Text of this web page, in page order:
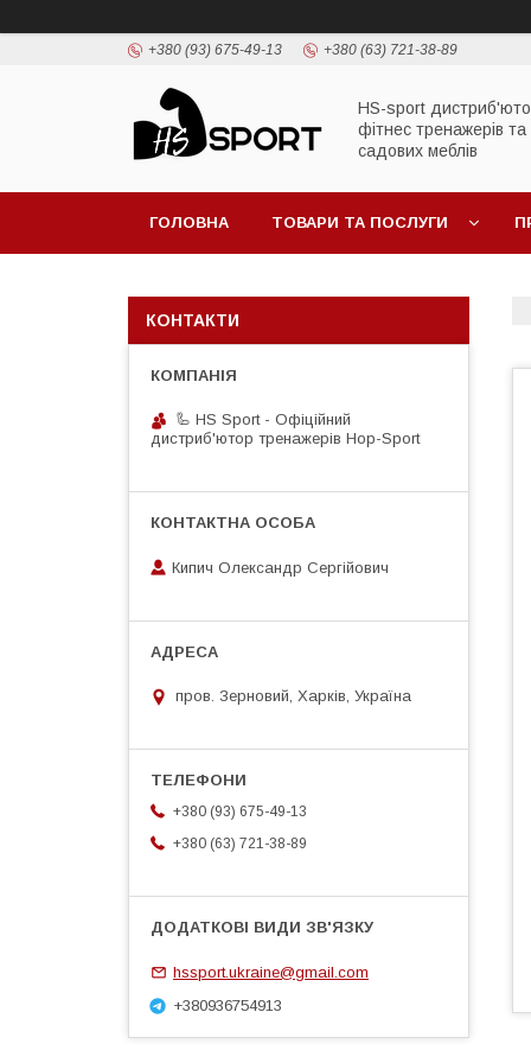
+380 (93) 675-49-13 +380 (63) 721-38-89
HS-sport
фітнес тренажерів та
садових меблів
ГОЛОВНА ТОВАРИ ТА ПОСЛУГИ
КОНТАКТИ
🦾 HS Sport - Офіційний
дистриб'ютор тренажерів Hop-Sport
Кипич Олександр Сергійович
пров. Зерновий, Харків, Україна
+380 (93) 675-49-13
+380 (63) 721-38-89
hssport.ukraine@gmail.com
+380936754913